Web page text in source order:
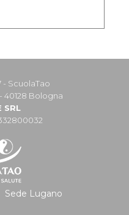
- ScuolaTao
40128 Bologna
SRL
Sede Lugano